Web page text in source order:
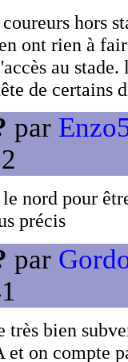
hors
ont rien à
au stade.
de certains
par
nord pour
précis
par
bien
on compte